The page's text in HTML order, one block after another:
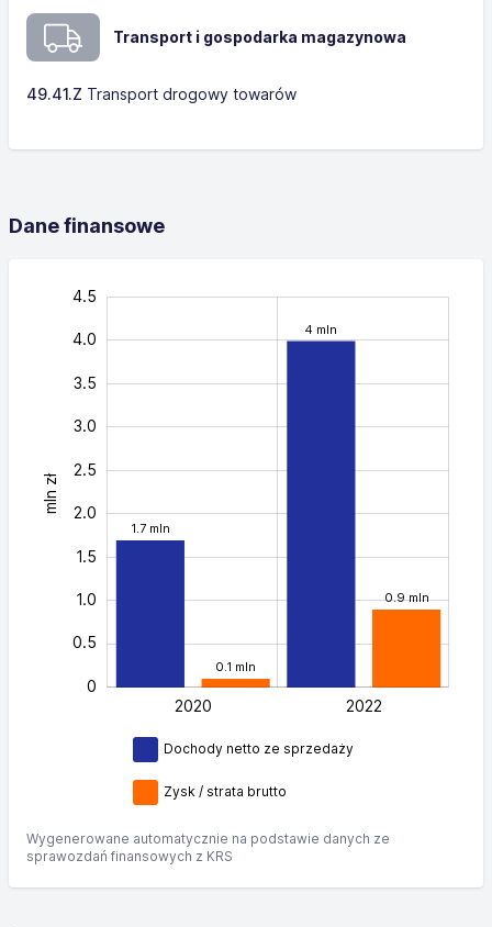
Transport i gospodarka magazynowa
49.41.Z Transport drogowy towarów
Dane finansowe
1.7 mln
4 mln
0.1 mln
0.9 mln
mln zł
0
0.5
1.0
1.5
2.0
2.5
3.0
3.5
4.0
4.5
2020 2022
Dochody netto ze sprzedaży
Zysk / strata brutto
Wygenerowane automatycznie na podstawie danych ze
sprawozdań finansowych z KRS